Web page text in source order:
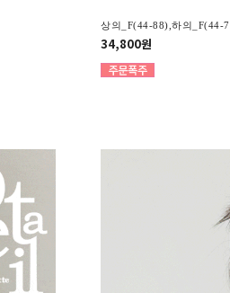
상의_F(44-88),하의_F(44-
34,800원